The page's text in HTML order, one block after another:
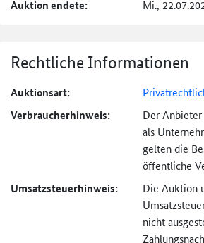
Auktion endete: Mi.,
Rechtliche Informationen
Auktionsart:
Verbraucher­hinweis:
Der
als
gelten die
öffentliche
Umsatzsteuer­hinweis:
Die Auktion
nicht